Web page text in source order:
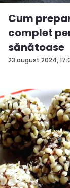
23 august 2024,
Cum
complet
sănătoase